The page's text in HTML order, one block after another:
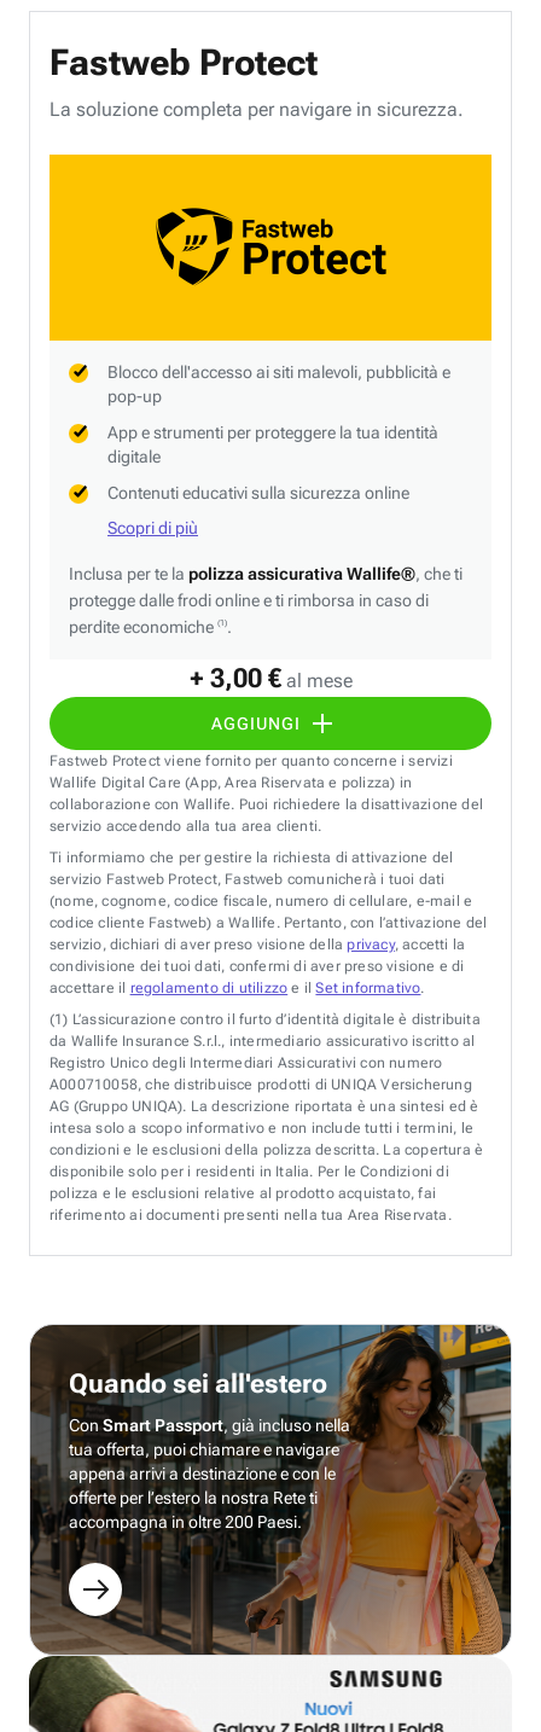
Fastweb Protect
+ 3,00 € al mese
AGGIUNGI
La soluzione completa per navigare in sicurezza.
Blocco dell'accesso ai siti malevoli, pubblicità e
pop-up
App e strumenti per proteggere la tua identità
digitale
Contenuti educativi sulla sicurezza online
Scopri di più
Inclusa per te la polizza assicurativa Wallife®, che ti
protegge dalle frodi online e ti rimborsa in caso di
perdite economiche (1).
Fastweb Protect viene fornito per quanto concerne i servizi
Wallife Digital Care (App, Area Riservata e polizza) in
collaborazione con Wallife. Puoi richiedere la disattivazione del
servizio accedendo alla tua area clienti.
Ti informiamo che per gestire la richiesta di attivazione del
servizio Fastweb Protect, Fastweb comunicherà i tuoi dati
(nome, cognome, codice fiscale, numero di cellulare, e-mail e
codice cliente Fastweb) a Wallife. Pertanto, con l’attivazione del
servizio, dichiari di aver preso visione della privacy, accetti la
condivisione dei tuoi dati, confermi di aver preso visione e di
accettare il regolamento di utilizzo e ilSet informativo.
(1) L’assicurazione contro il furto d’identità digitale è distribuita
da Wallife Insurance S.r.l., intermediario assicurativo iscritto al
Registro Unico degli Intermediari Assicurativi con numero
A000710058, che distribuisce prodotti di UNIQA Versicherung
AG (Gruppo UNIQA). La descrizione riportata è una sintesi ed è
intesa solo a scopo informativo e non include tutti i termini, le
condizioni e le esclusioni della polizza descritta. La copertura è
disponibile solo per i residenti in Italia. Per le Condizioni di
polizza e le esclusioni relative al prodotto acquistato, fai
riferimento ai documenti presenti nella tua Area Riservata.
Quando sei all'estero
ConSmart Passport, già incluso nella
tua offerta, puoi chiamare e navigare
appena arrivi a destinazione e con le
offerte per l’estero la nostra Rete ti
accompagna in oltre 200 Paesi.